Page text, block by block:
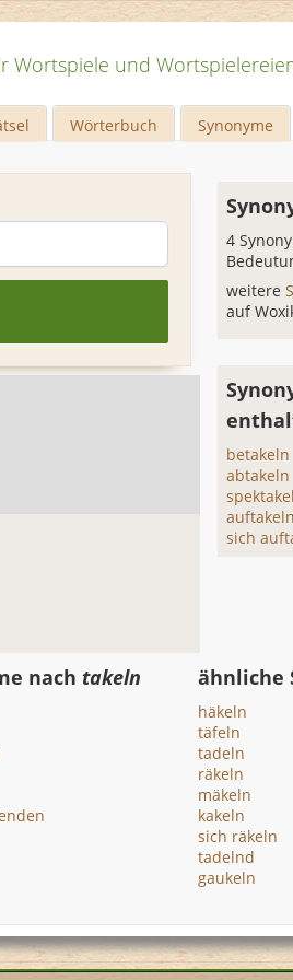
Wortspiele und
Wörterbuch Synonyme
4
weitere
auf
betakeln
abtakeln
auftakeln
sich
nach takeln ähnliche
häkeln
täfeln
tadeln
räkeln
mäkeln
kakeln
sich räkeln
tadelnd
gaukeln